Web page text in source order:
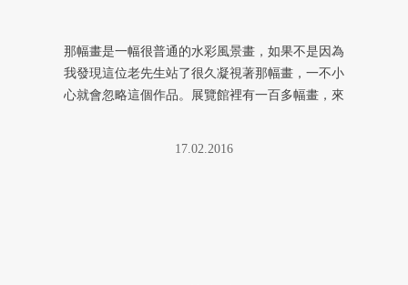
那幅畫是一幅很普通的水彩風景畫，如果不是因為
我發現這位老先生站了很久凝視著那幅畫，一不小
心就會忽略這個作品。展覽館裡有一百多幅畫，來
17.02.2016